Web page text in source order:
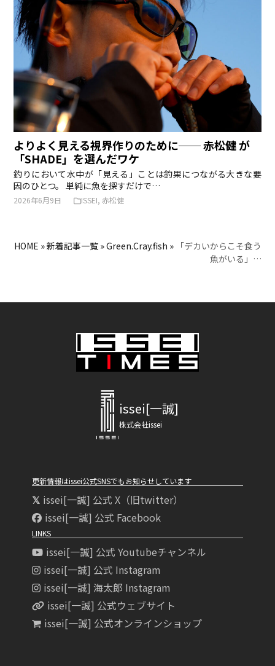
よりよく見える視界作りのために── 赤松健 が
「SHADE」を選んだワケ
釣りにおいて水中が「見える」ことは釣果につながる大きな要
因のひとつ。 単純に魚を探すだけで…
2026年6月9日 ISSEI,赤松健
HOME »新着記事一覧»Green.Cray.fish » 「デカいからこそ食う
魚がいる」…
issei[一誠]
株式会社issei
更新情報はissei公式SNSでもお知らせしています
issei[一誠] 公式 X（旧twitter）
issei[一誠] 公式 Facebook
LINKS
issei[一誠] 公式 Youtubeチャンネル
issei[一誠] 公式 Instagram
issei[一誠] 海太郎 Instagram
issei[一誠] 公式ウェブサイト
issei[一誠] 公式オンラインショップ